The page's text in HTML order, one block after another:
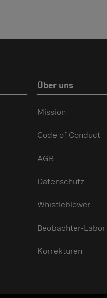
Über uns
Mission
Code of Conduct
AGB
Datenschutz
Whistleblower
Beobachter-Labor
Korrekturen